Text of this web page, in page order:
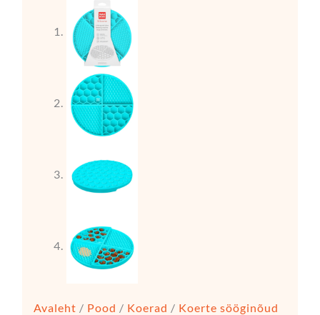
Avaleht / Pood / Koerad / Koerte sööginõud